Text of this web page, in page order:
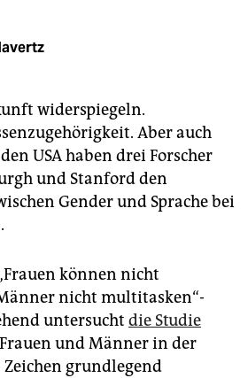
widerspiegeln.
Aber auch
USA haben drei Forscher
und Stanford den
Gender und Sprache bei
können nicht
nicht multitasken“-
untersucht die Studie
und Männer in der
grundlegend